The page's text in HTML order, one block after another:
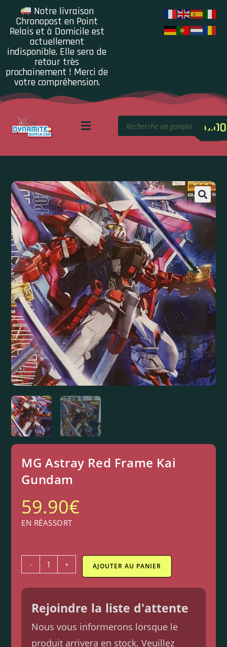
Notre livraison
Chronopost en Point
Relais et à Domicile est
actuellement
indisponible. Elle sera de
retour très
prochainement ! Merci de
votre compréhension.
0.00
MG Astray Red Frame Kai
Gundam
59.90€
EN RÉASSORT
- + AJOUTER AU PANIER
Rejoindre la liste d'attente
Nous vous informerons lorsque le
produit arrivera en stock. Veuillez